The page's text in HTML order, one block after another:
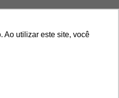
Ao utilizar este site, você